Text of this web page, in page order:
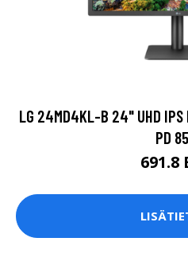
LG 24MD4KL-B 24" UHD IPS
PD
691.8